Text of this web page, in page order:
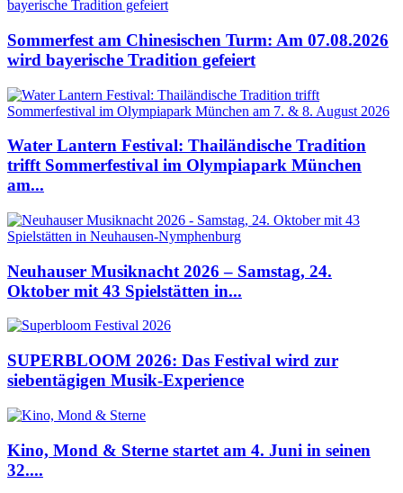
Sommerfest am Chinesischen Turm: Am 07.08.2026
wird bayerische Tradition gefeiert
Water Lantern Festival: Thailändische Tradition
trifft Sommerfestival im Olympiapark München
am...
Neuhauser Musiknacht 2026 – Samstag, 24.
Oktober mit 43 Spielstätten in...
SUPERBLOOM 2026: Das Festival wird zur
siebentägigen Musik-Experience
Kino, Mond & Sterne startet am 4. Juni in seinen
32....